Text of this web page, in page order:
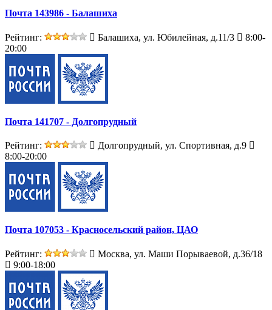
Почта 143986 - Балашиха
Рейтинг: Балашиха, ул. Юбилейная, д.11/3
8:00-
20:00
Почта 141707 - Долгопрудный
Рейтинг:
Долгопрудный, ул. Спортивная, д.9
8:00-20:00
Почта 107053 - Красносельский район, ЦАО
Рейтинг:
Москва, ул. Маши Порываевой, д.36/18
9:00-18:00